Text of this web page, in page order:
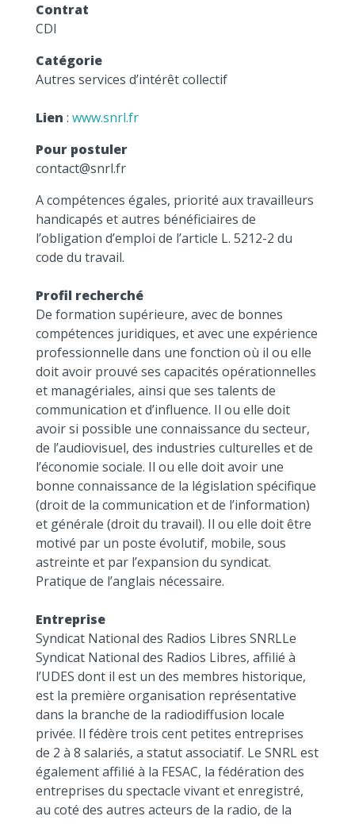
Contrat
CDI
Catégorie
Autres services d’intérêt collectif
Lien : www.snrl.fr
Pour postuler
contact@snrl.fr
A compétences égales, priorité aux travailleurs
handicapés et autres bénéficiaires de
l’obligation d’emploi de l’article L. 5212-2 du
code du travail.
Profil recherché
De formation supérieure, avec de bonnes
compétences juridiques, et avec une expérience
professionnelle dans une fonction où il ou elle
doit avoir prouvé ses capacités opérationnelles
et managériales, ainsi que ses talents de
communication et d’influence. Il ou elle doit
avoir si possible une connaissance du secteur,
de l’audiovisuel, des industries culturelles et de
l’économie sociale. Il ou elle doit avoir une
bonne connaissance de la législation spécifique
(droit de la communication et de l’information)
et générale (droit du travail). Il ou elle doit être
motivé par un poste évolutif, mobile, sous
astreinte et par l’expansion du syndicat.
Pratique de l’anglais nécessaire.
Entreprise
Syndicat National des Radios Libres SNRLLe
Syndicat National des Radios Libres, affilié à
l’UDES dont il est un des membres historique,
est la première organisation représentative
dans la branche de la radiodiffusion locale
privée. Il fédère trois cent petites entreprises
de 2 à 8 salariés, a statut associatif. Le SNRL est
également affilié à la FESAC, la fédération des
entreprises du spectacle vivant et enregistré,
au coté des autres acteurs de la radio, de la